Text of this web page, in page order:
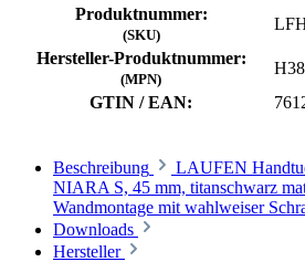
Produktnummer:
(SKU)
Hersteller-Produktnummer:
(MPN)
GTIN / EAN:
Beschreibung
LAUFEN
NIARA S, 45 mm, titanschwarz
Wandmontage mit wahlweiser
Downloads
Hersteller